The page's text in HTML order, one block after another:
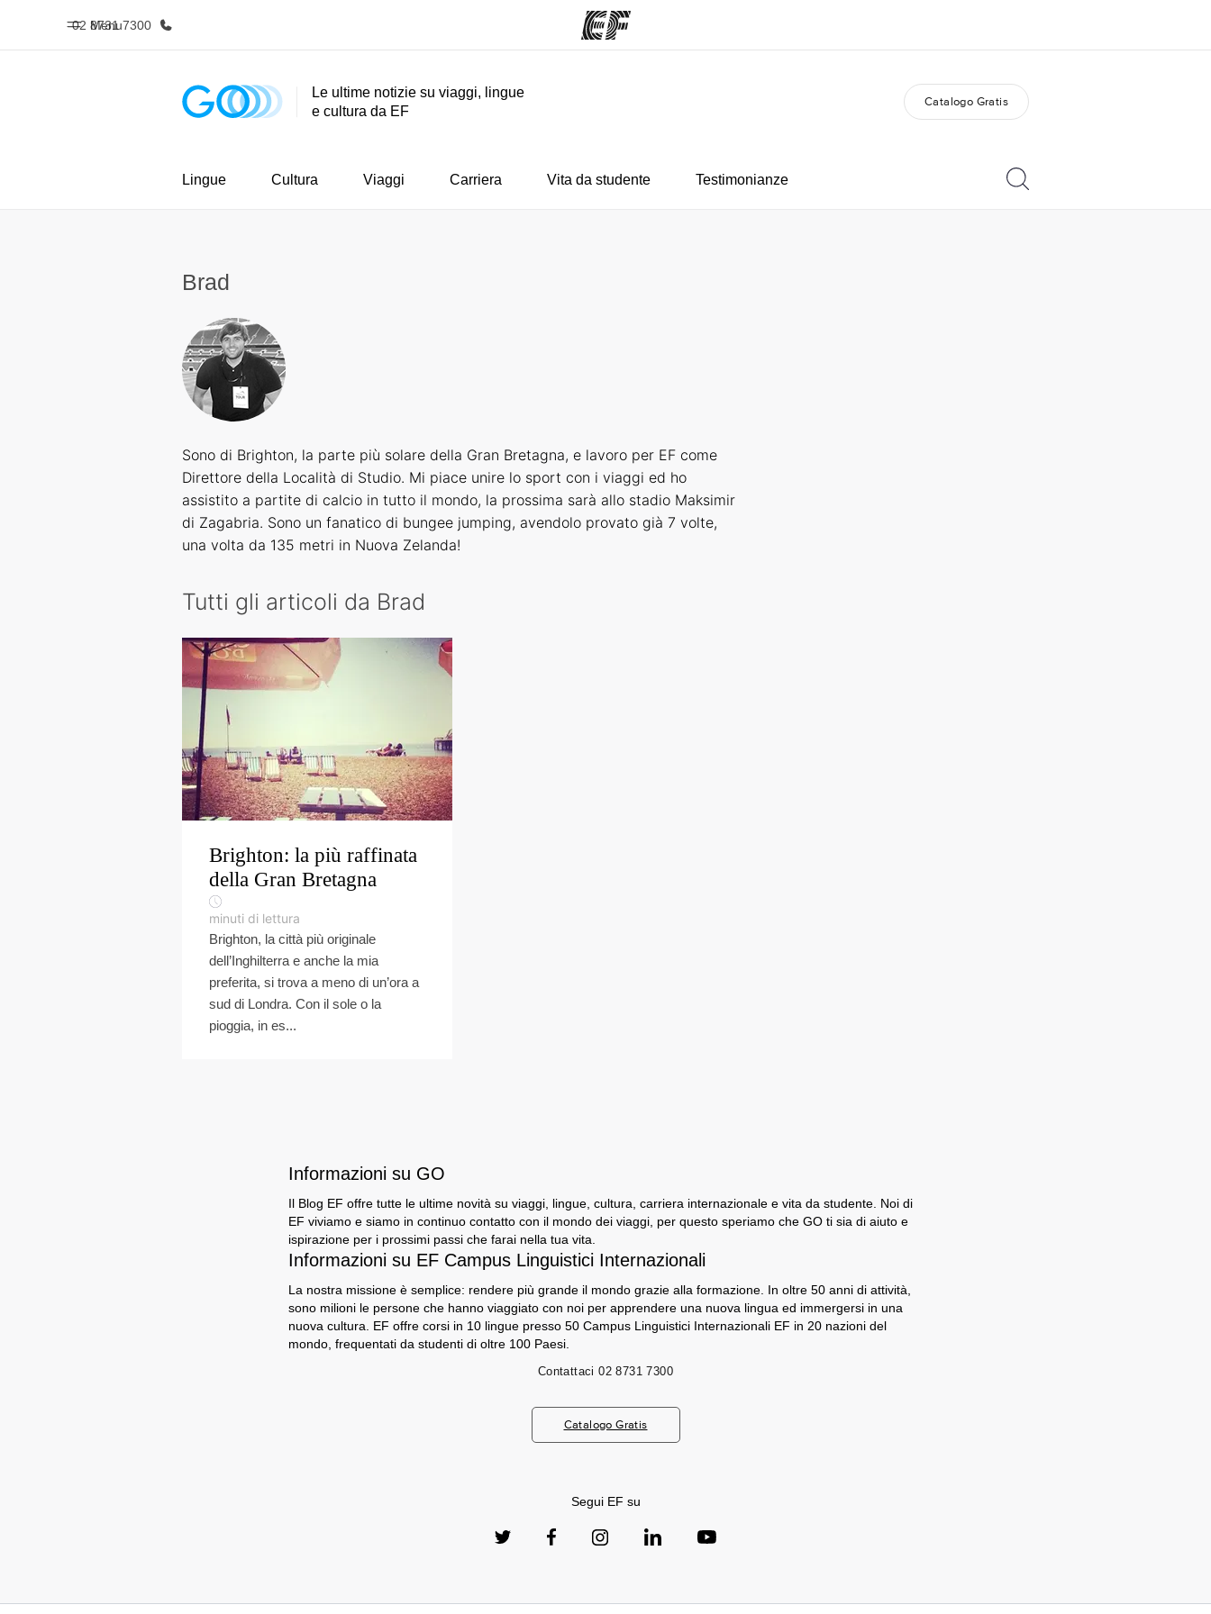
Menu
02 8731 7300
Homepage Programmi Carriera
Le ultime notizie su viaggi, lingue
e cultura da EF
Catalogo Gratis
Lingue Cultura Viaggi Carriera Vita da studente Testimonianze
Brad
Sono di Brighton, la parte più solare della Gran Bretagna, e lavoro per EF come
Direttore della Località di Studio. Mi piace unire lo sport con i viaggi ed ho
assistito a partite di calcio in tutto il mondo, la prossima sarà allo stadio Maksimir
di Zagabria. Sono un fanatico di bungee jumping, avendolo provato già 7 volte,
una volta da 135 metri in Nuova Zelanda!
Tutti gli articoli da Brad
Brighton: la più raffinata
della Gran Bretagna
minuti di lettura
Brighton, la città più originale
dell’Inghilterra e anche la mia
preferita, si trova a meno di un’ora a
sud di Londra. Con il sole o la
pioggia, in es...
Informazioni su GO
Il Blog EF offre tutte le ultime novità su viaggi, lingue, cultura, carriera internazionale e vita da studente. Noi di
EF viviamo e siamo in continuo contatto con il mondo dei viaggi, per questo speriamo che GO ti sia di aiuto e
ispirazione per i prossimi passi che farai nella tua vita.
Informazioni su EF Campus Linguistici Internazionali
La nostra missione è semplice: rendere più grande il mondo grazie alla formazione. In oltre 50 anni di attività,
sono milioni le persone che hanno viaggiato con noi per apprendere una nuova lingua ed immergersi in una
nuova cultura. EF offre corsi in 10 lingue presso 50 Campus Linguistici Internazionali EF in 20 nazioni del
mondo, frequentati da studenti di oltre 100 Paesi.
Contattaci 02 8731 7300
Catalogo Gratis
Segui EF su